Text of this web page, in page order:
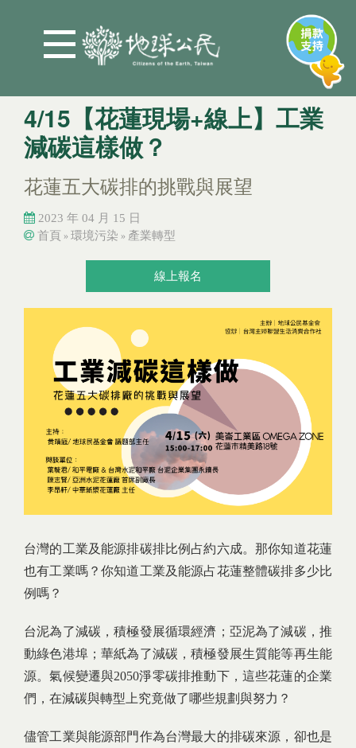
4/15【花蓮現場+線上】工業
減碳這樣做？
花蓮五大碳排的挑戰與展望
2023 年 04 月 15 日
您在這裡
首頁 » 環境污染 » 產業轉型
線上報名
台灣的工業及能源排碳排比例占約六成。那你知道花蓮
也有工業嗎？你知道工業及能源占花蓮整體碳排多少比
例嗎？
台泥為了減碳，積極發展循環經濟；亞泥為了減碳，推
動綠色港埠；華紙為了減碳，積極發展生質能等再生能
源。氣候變遷與2050淨零碳排推動下，這些花蓮的企業
們，在減碳與轉型上究竟做了哪些規劃與努力？
儘管工業與能源部門作為台灣最大的排碳來源，卻也是